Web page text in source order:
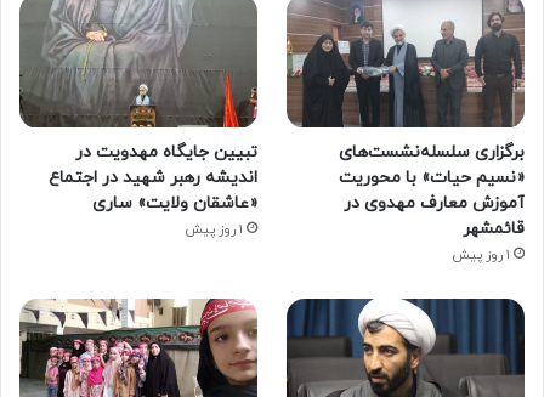
برگزاری سلسله‌نشست‌های
«نسیم حیات» با محوریت
آموزش معارف مهدوی در
قائمشهر
1 روز پیش
تبیین جایگاه مهدویت در
اندیشه رهبر شهید در اجتماع
«عاشقان ولایت» ساری
1 روز پیش